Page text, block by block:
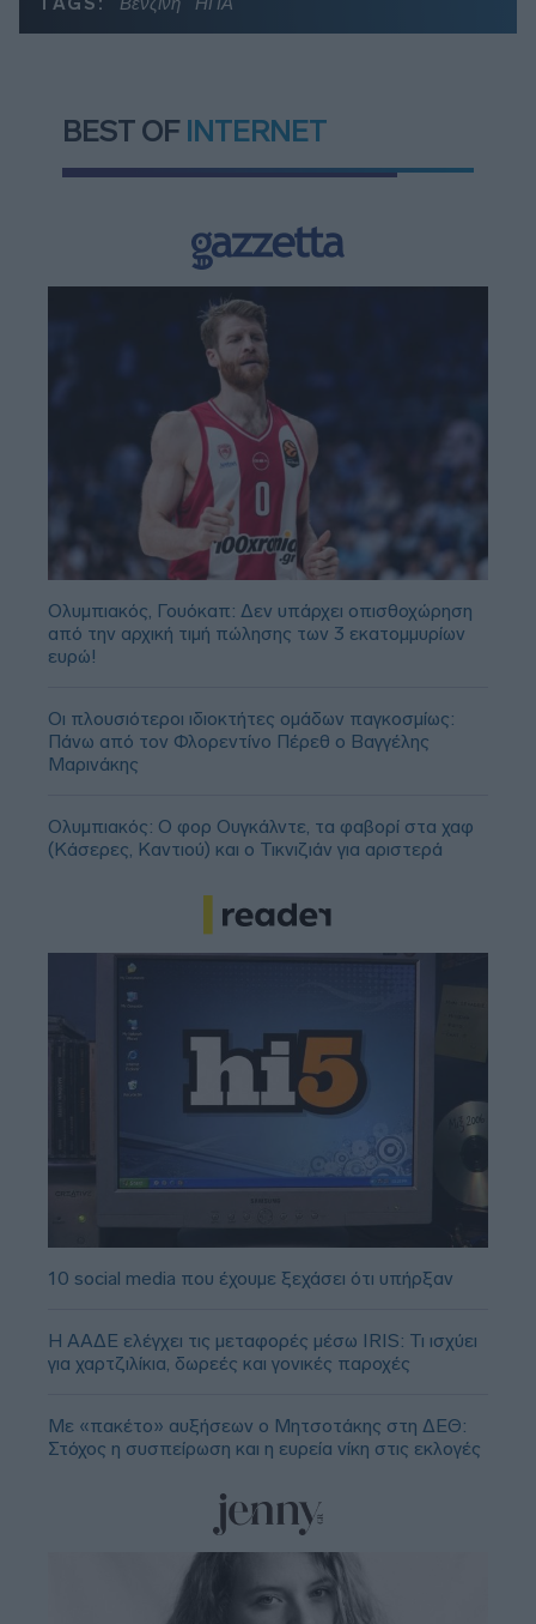
BEST OF INTERNET
Ολυμπιακός, Γουόκαπ: Δεν υπάρχει οπισθοχώρηση
από την αρχική τιμή πώλησης των 3 εκατομμυρίων
ευρώ!
Οι πλουσιότεροι ιδιοκτήτες ομάδων παγκοσμίως:
Πάνω από τον Φλορεντίνο Πέρεθ ο Βαγγέλης
Μαρινάκης
Ολυμπιακός: Ο φορ Ουγκάλντε, τα φαβορί στα χαφ
(Κάσερες, Καντιού) και ο Τικνιζιάν για αριστερά
10 social media που έχουμε ξεχάσει ότι υπήρξαν
Η ΑΑΔΕ ελέγχει τις μεταφορές μέσω IRIS: Τι ισχύει
για χαρτζιλίκια, δωρεές και γονικές παροχές
Με «πακέτο» αυξήσεων ο Μητσοτάκης στη ΔΕΘ:
Στόχος η συσπείρωση και η ευρεία νίκη στις εκλογές